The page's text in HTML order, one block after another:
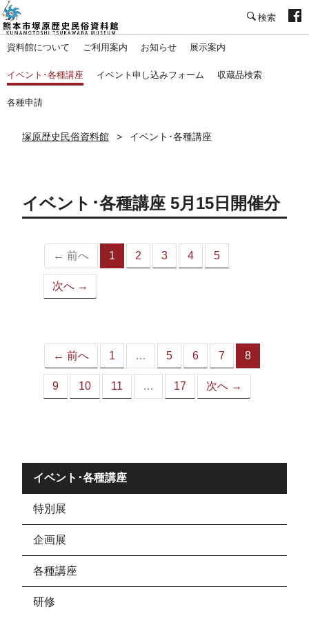
資料館について ご利用案内 お知らせ 展示案内
イベント･各種講座 イベント申し込みフォーム 収蔵品検索
各種申請
塚原歴史民俗資料館 イベント･各種講座
イベント･各種講座 5月15日開催分
← 前へ 1
（こ
2 3 4 5
次へ →
← 前へ 1 … 5 6 7 8
9 10 11 … 17 次へ →
イベント･各種講座
特別展
企画展
各種講座
研修